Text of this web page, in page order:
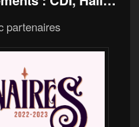
partenaires